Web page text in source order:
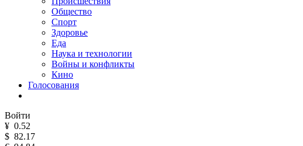
Общество
Спорт
Здоровье
Еда
Наука и технологии
Войны и конфликты
Кино
Голосования
Войти
¥ 0.52
$ 82.17